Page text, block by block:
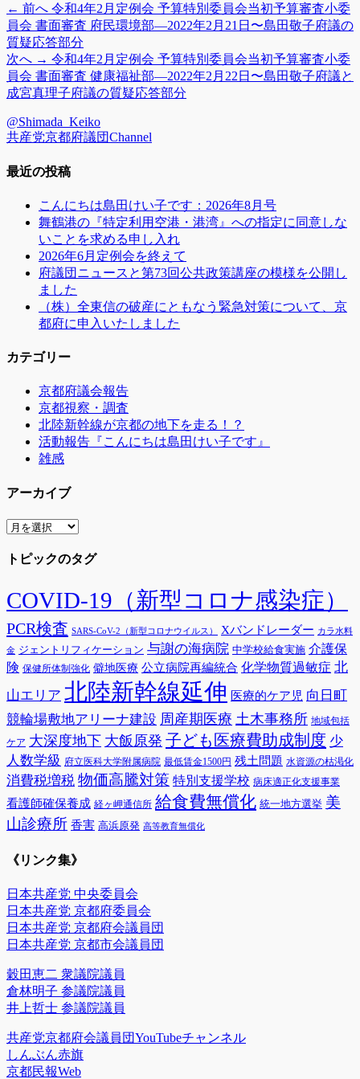
ゴ
リ
ー
投
稿
ナ
ビ
ゲ
ー
シ
← 前へ 前
の
投
稿:
令和4年2月定例会 予算特別委員会当初予算審査小委
員会 書面審査 府民環境部―2022年2月21日〜島田敬子府議の
質疑応答部分
次へ → 次
の
投
令和4年2月定例会 予算特別委員会当初予算審査小委
員会 書面審査 健康福祉部―2022年2月22日〜島田敬子府議と
成宮真理子府議の質疑応答部分
@Shimada_Keiko
共産党京都府議団Channel
最近の投稿
こんにちは島田けい子です：2026年8月号
舞鶴港の『特定利用空港・港湾』への指定に同意しな
いことを求める申し入れ
2026年6月定例会を終えて
府議団ニュースと第73回公共政策講座の模様を公開し
ました
（株）全東信の破産にともなう緊急対策について、京
都府に申入いたしました
カテゴリー
京都府議会報告
京都視察・調査
北陸新幹線が京都の地下を走る！？
活動報告『こんにちは島田けい子です』
雑感
アーカイブ
ア
カ
ブ
トピックのタグ
COVID-19（新型コロナ感染症）
PCR検査 SARS-CoV-2（新型コロナウイルス） Xバンドレーダー カラ水料
金 ジェントリフィケーション 与謝の海病院 中学校給食実施 介護保
険 保健所体制強化 僻地医療 公立病院再編統合 化学物質過敏症 北
山エリア 北陸新幹線延伸 医療的ケア児 向日町
競輪場敷地アリーナ建設 周産期医療 土木事務所 地域包括
ケア 大深度地下 大飯原発 子ども医療費助成制度 少
人数学級 府立医科大学附属病院 最低賃金1500円 残土問題 水資源の枯渇化
消費税増税 物価高騰対策 特別支援学校 病床適正化支援事業
看護師確保養成 経ヶ岬通信所 給食費無償化 統一地方選挙 美
山診療所 香害 高浜原発 高等教育無償化
《リンク集》
日本共産党 中央委員会
日本共産党 京都府委員会
日本共産党 京都府会議員団
日本共産党 京都市会議員団
穀田恵二 衆議院議員
倉林明子 参議院議員
井上哲士 参議院議員
共産党京都府会議員団YouTubeチャンネル
しんぶん赤旗
京都民報Web